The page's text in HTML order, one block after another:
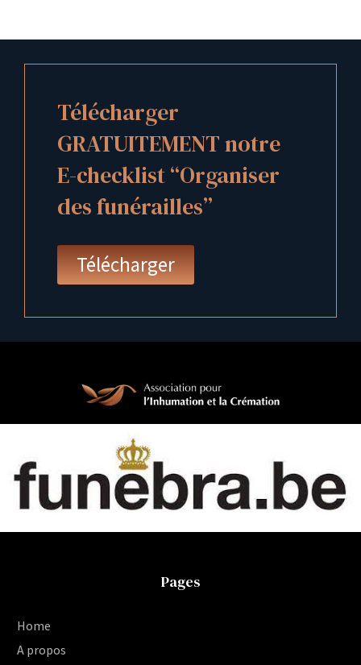
Télécharger
GRATUITEMENT notre
E-checklist “Organiser
des funérailles”
Télécharger
Pages
Home
A propos